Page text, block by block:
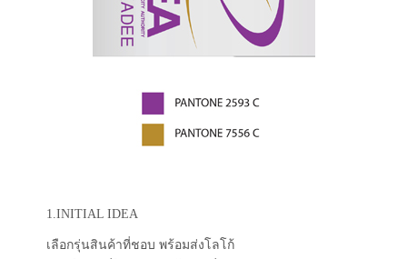
1.INITIAL IDEA
เลือกรุ่นสินค้าที่ชอบ พร้อมส่งโลโก้